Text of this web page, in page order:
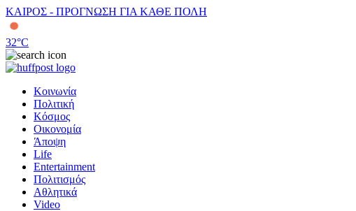
ΚΑΙΡΟΣ - ΠΡΟΓΝΩΣΗ ΓΙΑ ΚΑΘΕ ΠΟΛΗ
32°C
Κοινωνία
Πολιτική
Κόσμος
Οικονομία
Άποψη
Life
Entertainment
Πολιτισμός
Αθλητικά
Video